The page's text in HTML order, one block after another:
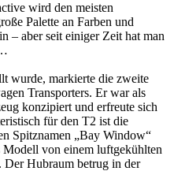
wird den meisten
Palette an Farben und
– aber seit einiger Zeit hat man
wurde, markierte die zweite
Transporters. Er war als
konzipiert und erfreute sich
für den T2 ist die
Spitznamen „Bay Window“
Modell von einem luftgekühlten
Hubraum betrug in der